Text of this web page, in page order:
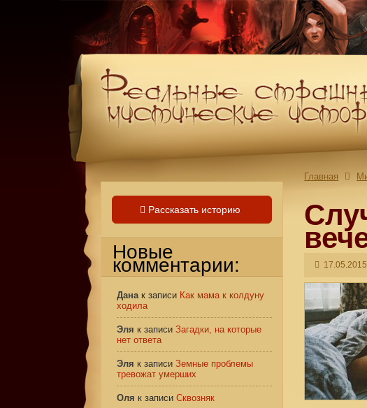
Главная
17.05.2015
Рассказать историю
Новые
комментарии:
Данак записи Как мама к колдуну
ходила
Эля к записи Загадки, на которые
нет ответа
Эля к записи Земные проблемы
тревожат умерших
Оля к записи Сквозняк